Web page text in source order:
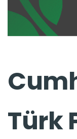
Türk